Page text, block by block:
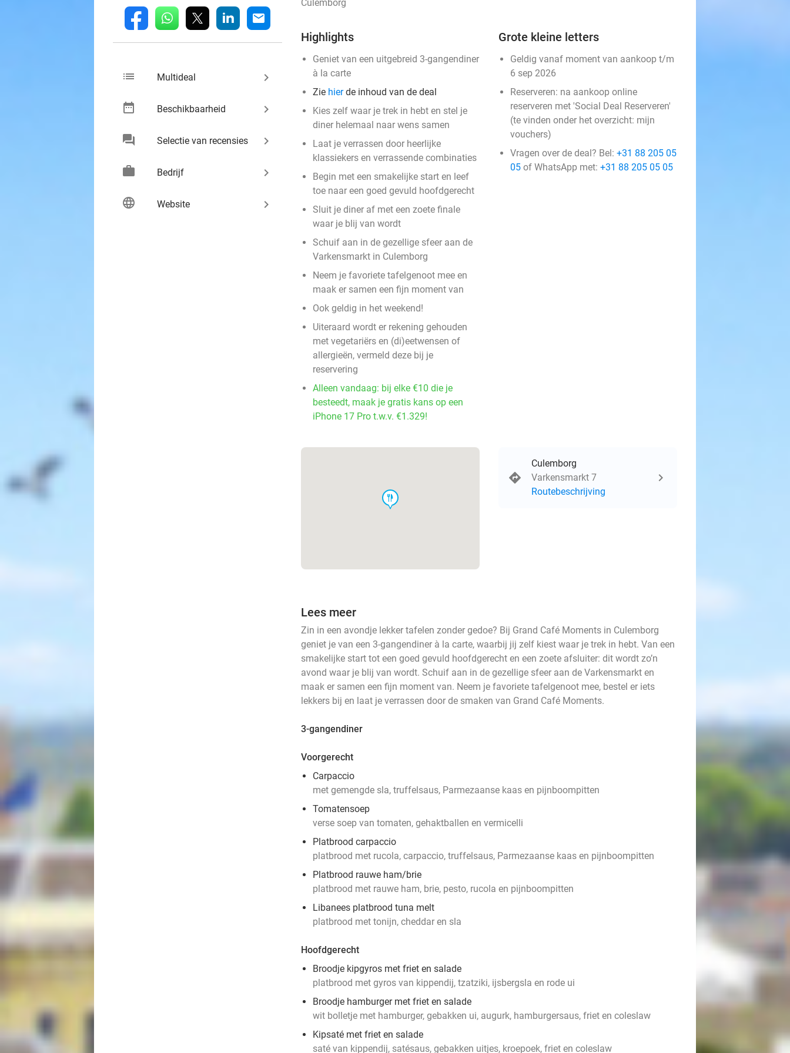
fb whatsapp linkedin mail
list Multideal keyboard_arrow_right
date_range Beschikbaarheid keyboard_arrow_right
chat Selectie van recensies keyboard_arrow_right
work Bedrijf keyboard_arrow_right
language Website keyboard_arrow_right
Culemborg
Highlights
Geniet van een uitgebreid 3-gangendiner
à la carte
Zie hierde inhoud van de deal
Kies zelf waar je trek in hebt en stel je
diner helemaal naar wens samen
Laat je verrassen door heerlijke
klassiekers en verrassende combinaties
Begin met een smakelijke start en leef
toe naar een goed gevuld hoofdgerecht
Sluit je diner af met een zoete finale
waar je blij van wordt
Schuif aan in de gezellige sfeer aan de
Varkensmarkt in Culemborg
Neem je favoriete tafelgenoot mee en
maak er samen een fijn moment van
Ook geldig in het weekend!
Uiteraard wordt er rekening gehouden
met vegetariërs en (di)eetwensen of
allergieën, vermeld deze bij je
reservering
Alleen vandaag: bij elke €10 die je
besteedt, maak je gratis kans op een
iPhone 17 Pro t.w.v. €1.329!
Grote kleine letters
Geldig vanaf moment van aankoop t/m
6 sep 2026
Reserveren: na aankoop online
reserveren met 'Social Deal Reserveren'
(te vinden onder het overzicht: mijn
vouchers)
Vragen over de deal? Bel: +31 88 205 05
05 of WhatsApp met: +31 88 205 05 05
food
Culemborg
Varkensmarkt 7
Routebeschrijving
Lees meer
Zin in een avondje lekker tafelen zonder gedoe? Bij Grand Café Moments in Culemborg
geniet je van een 3-gangendiner à la carte, waarbij jij zelf kiest waar je trek in hebt. Van een
smakelijke start tot een goed gevuld hoofdgerecht en een zoete afsluiter: dit wordt zo’n
avond waar je blij van wordt. Schuif aan in de gezellige sfeer aan de Varkensmarkt en
maak er samen een fijn moment van. Neem je favoriete tafelgenoot mee, bestel er iets
lekkers bij en laat je verrassen door de smaken van Grand Café Moments.
3-gangendiner
Voorgerecht
Carpaccio
met gemengde sla, truffelsaus, Parmezaanse kaas en pijnboompitten
Tomatensoep
verse soep van tomaten, gehaktballen en vermicelli
Platbrood carpaccio
platbrood met rucola, carpaccio, truffelsaus, Parmezaanse kaas en pijnboompitten
Platbrood rauwe ham/brie
platbrood met rauwe ham, brie, pesto, rucola en pijnboompitten
Libanees platbrood tuna melt
platbrood met tonijn, cheddar en sla
Hoofdgerecht
Broodje kipgyros met friet en salade
platbrood met gyros van kippendij, tzatziki, ijsbergsla en rode ui
Broodje hamburger met friet en salade
wit bolletje met hamburger, gebakken ui, augurk, hamburgersaus, friet en coleslaw
Kipsaté met friet en salade
saté van kippendij, satésaus, gebakken uitjes, kroepoek, friet en coleslaw